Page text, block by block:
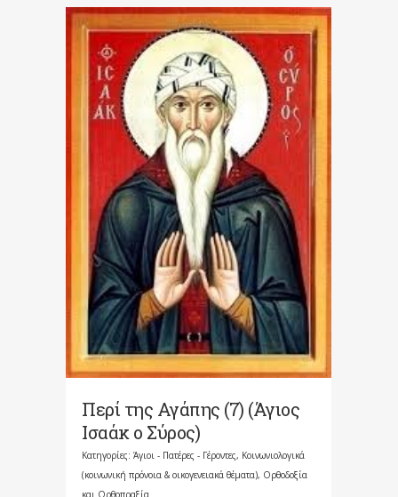
Περί της Αγάπης (7) (Άγιος
Ισαάκ ο Σύρος)
Κατηγορίες: Άγιοι - Πατέρες - Γέροντες, Κοινωνιολογικά
(κοινωνική πρόνοια & οικογενειακά θέματα), Ορθοδοξία
και Ορθοπραξία